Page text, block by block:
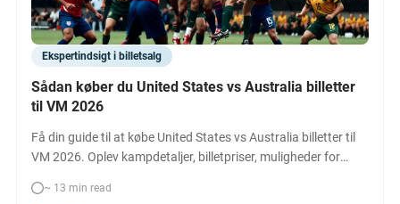
Ekspertindsigt i billetsalg
Sådan køber du United States vs Australia billetter
til VM 2026
Få din guide til at købe United States vs Australia billetter til
VM 2026. Oplev kampdetaljer, billetpriser, muligheder for
billetter til storopgøret i Seattle.
~ 13 min read